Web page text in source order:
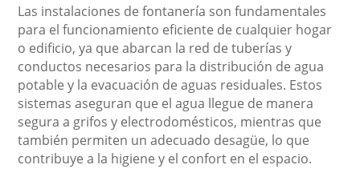
Las instalaciones de fontanería son fundamentales
para el funcionamiento eficiente de cualquier hogar
o edificio, ya que abarcan la red de tuberías y
conductos necesarios para la distribución de agua
potable y la evacuación de aguas residuales. Estos
sistemas aseguran que el agua llegue de manera
segura a grifos y electrodomésticos, mientras que
también permiten un adecuado desagüe, lo que
contribuye a la higiene y el confort en el espacio.